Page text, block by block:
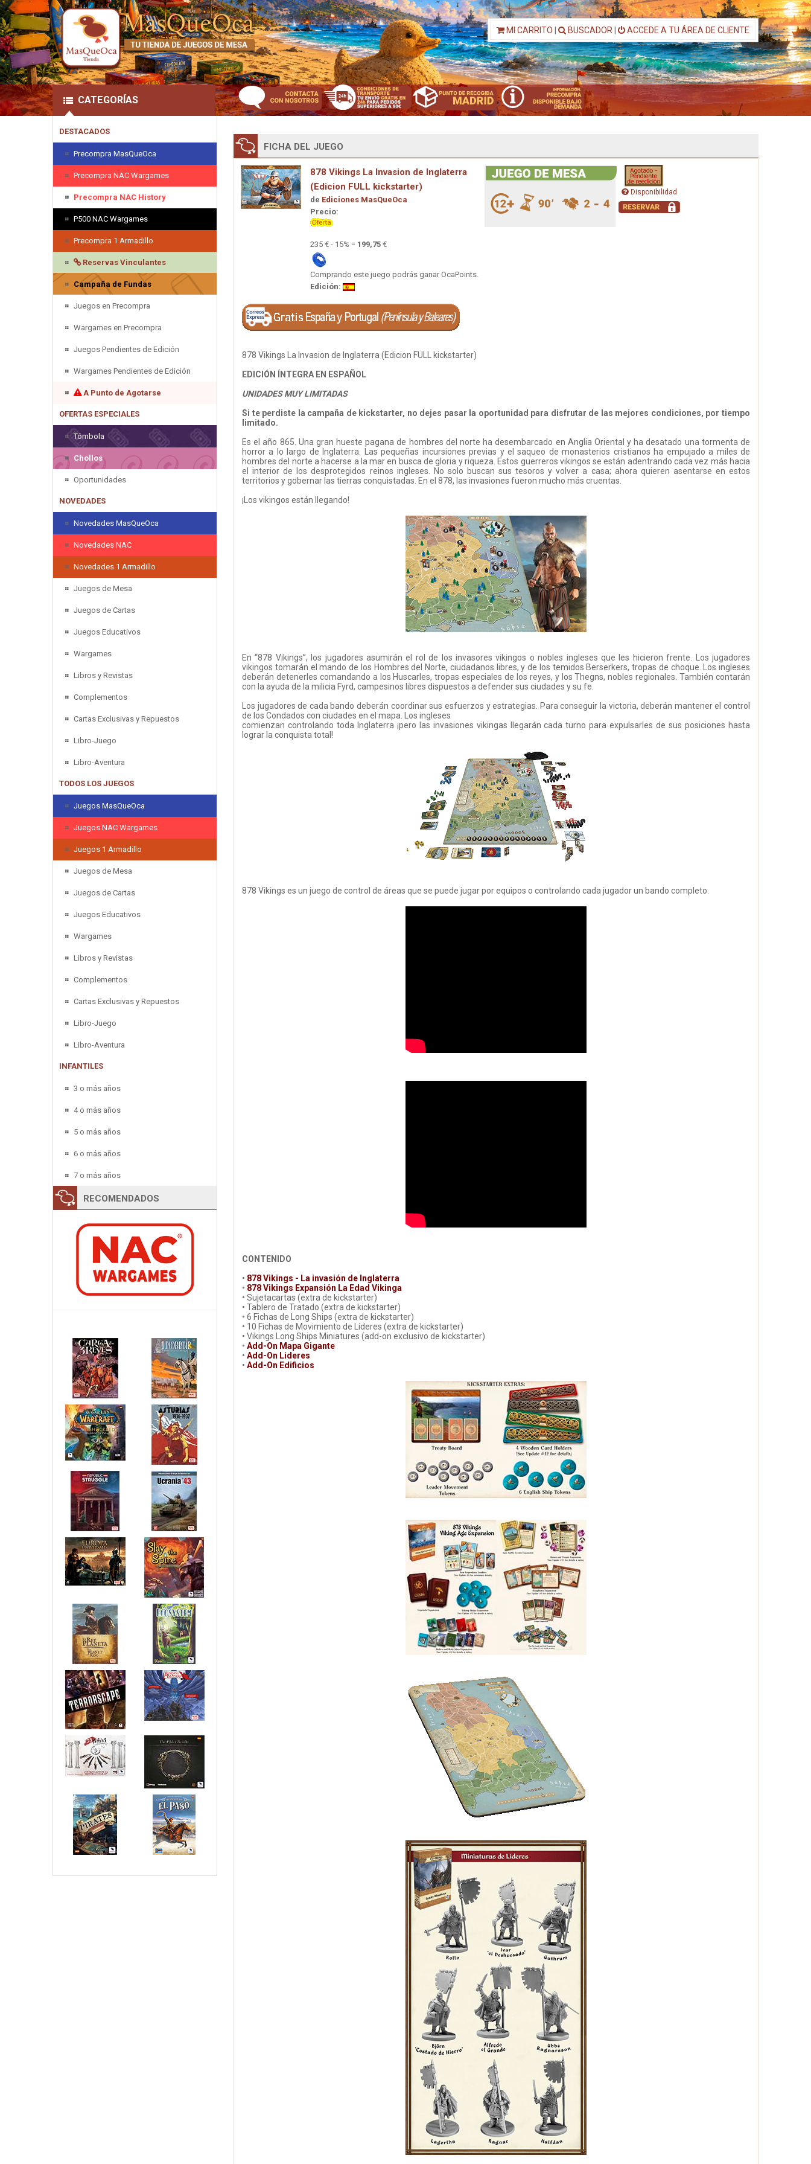
MI CARRITO BUSCADOR ACCEDE A TU ÁREA DE CLIENTE
CATEGORÍAS
DESTACADOS
Precompra MasQueOca
Precompra NAC Wargames
Precompra NAC History
P500 NAC Wargames
Precompra 1 Armadillo
Reservas Vinculantes
Campaña de Fundas
Juegos en Precompra
Wargames en Precompra
Juegos Pendientes de Edición
Wargames Pendientes de Edición
A Punto de Agotarse
OFERTAS ESPECIALES
Tómbola
Chollos
Oportunidades
NOVEDADES
Novedades MasQueOca
Novedades NAC
Novedades 1 Armadillo
Juegos de Mesa
Juegos de Cartas
Juegos Educativos
Wargames
Libros y Revistas
Complementos
Cartas Exclusivas y Repuestos
Libro-Juego
Libro-Aventura
TODOS LOS JUEGOS
Juegos MasQueOca
Juegos NAC Wargames
Juegos 1 Armadillo
Juegos de Mesa
Juegos de Cartas
Juegos Educativos
Wargames
Libros y Revistas
Complementos
Cartas Exclusivas y Repuestos
Libro-Juego
Libro-Aventura
INFANTILES
3 o más años
4 o más años
5 o más años
6 o más años
7 o más años
RECOMENDADOS
FICHA DEL JUEGO
878 Vikings La Invasion de Inglaterra
(Edicion FULL kickstarter)
de Ediciones MasQueOca
Precio:
235 € - 15% = 199,75 €
Comprando este juego podrás ganar OcaPoints.
Edición:
Disponibilidad
878 Vikings La Invasion de Inglaterra (Edicion FULL kickstarter)
EDICIÓN ÍNTEGRA EN ESPAÑOL
UNIDADES MUY LIMITADAS
Si te perdiste la campaña de kickstarter, no dejes pasar la oportunidad para disfrutar de las mejores condiciones, por tiempo
limitado.
Es el año 865. Una gran hueste pagana de hombres del norte ha desembarcado en Anglia Oriental y ha desatado una tormenta de
horror a lo largo de Inglaterra. Las pequeñas incursiones previas y el saqueo de monasterios cristianos ha empujado a miles de
hombres del norte a hacerse a la mar en busca de gloria y riqueza. Estos guerreros vikingos se están adentrando cada vez más hacia
el interior de los desprotegidos reinos ingleses. No solo buscan sus tesoros y volver a casa; ahora quieren asentarse en estos
territorios y gobernar las tierras conquistadas. En el 878, las invasiones fueron mucho más cruentas.
¡Los vikingos están llegando!
En “878 Vikings”, los jugadores asumirán el rol de los invasores vikingos o nobles ingleses que les hicieron frente. Los jugadores
vikingos tomarán el mando de los Hombres del Norte, ciudadanos libres, y de los temidos Berserkers, tropas de choque. Los ingleses
deberán detenerles comandando a los Huscarles, tropas especiales de los reyes, y los Thegns, nobles regionales. También contarán
con la ayuda de la milicia Fyrd, campesinos libres dispuestos a defender sus ciudades y su fe.
Los jugadores de cada bando deberán coordinar sus esfuerzos y estrategias. Para conseguir la victoria, deberán mantener el control
de los Condados con ciudades en el mapa. Los ingleses
comienzan controlando toda Inglaterra ¡pero las invasiones vikingas llegarán cada turno para expulsarles de sus posiciones hasta
lograr la conquista total!
878 Vikings es un juego de control de áreas que se puede jugar por equipos o controlando cada jugador un bando completo.
CONTENIDO
• 878 Vikings - La invasión de Inglaterra
• 878 Vikings Expansión La Edad Vikinga
• Sujetacartas (extra de kickstarter)
• Tablero de Tratado (extra de kickstarter)
• 6 Fichas de Long Ships (extra de kickstarter)
• 10 Fichas de Movimiento de Líderes (extra de kickstarter)
• Vikings Long Ships Miniatures (add-on exclusivo de kickstarter)
• Add-On Mapa Gigante
• Add-On Lideres
• Add-On Edificios